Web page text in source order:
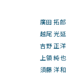
廣田 拓郎
越尾 光延
吉野 正洋
上領 純也
須藤 洋和